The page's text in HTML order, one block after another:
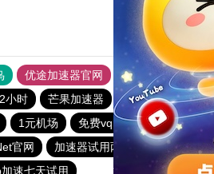
优途加速器官网 风驰加速器 旋
小时 芒果加速器 星空加速器 一
1元机场 免费vqn加速下载
红海
官网 加速器试用两小时
黑豹加速
速七天试用